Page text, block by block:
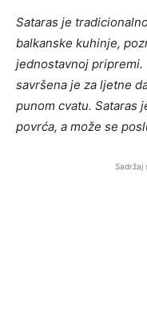
Sataras je
balkanske kuhinje,
jednostavnoj pripremi.
savršena je za ljetne
punom cvatu. Sataras
povrća, a može se
Sadržaj